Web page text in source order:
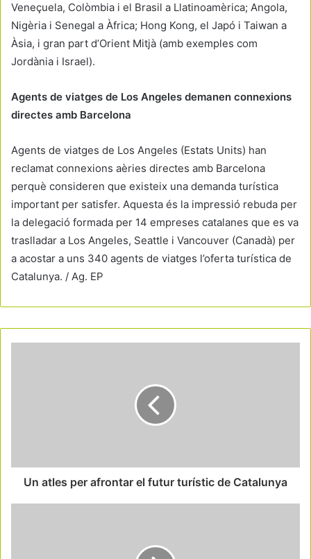
Veneçuela, Colòmbia i el Brasil a Llatinoamèrica; Angola,
Nigèria i Senegal a Àfrica; Hong Kong, el Japó i Taiwan a
Àsia, i gran part d’Orient Mitjà (amb exemples com
Jordània i Israel).
Agents de viatges de Los Angeles demanen connexions
directes amb Barcelona
Agents de viatges de Los Angeles (Estats Units) han
reclamat connexions aèries directes amb Barcelona
perquè consideren que existeix una demanda turística
important per satisfer. Aquesta és la impressió rebuda per
la delegació formada per 14 empreses catalanes que es va
traslladar a Los Angeles, Seattle i Vancouver (Canadà) per
a acostar a uns 340 agents de viatges l’oferta turística de
Catalunya. / Ag. EP
Un atles per afrontar el futur turístic de Catalunya